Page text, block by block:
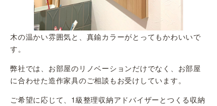
木の温かい雰囲気と、真鍮カラーがとってもかわいいで
す。
弊社では、お部屋のリノベーションだけでなく、お部屋
に合わせた造作家具のご相談もお受けしています。
ご希望に応じて、1級整理収納アドバイザーとつくる収納